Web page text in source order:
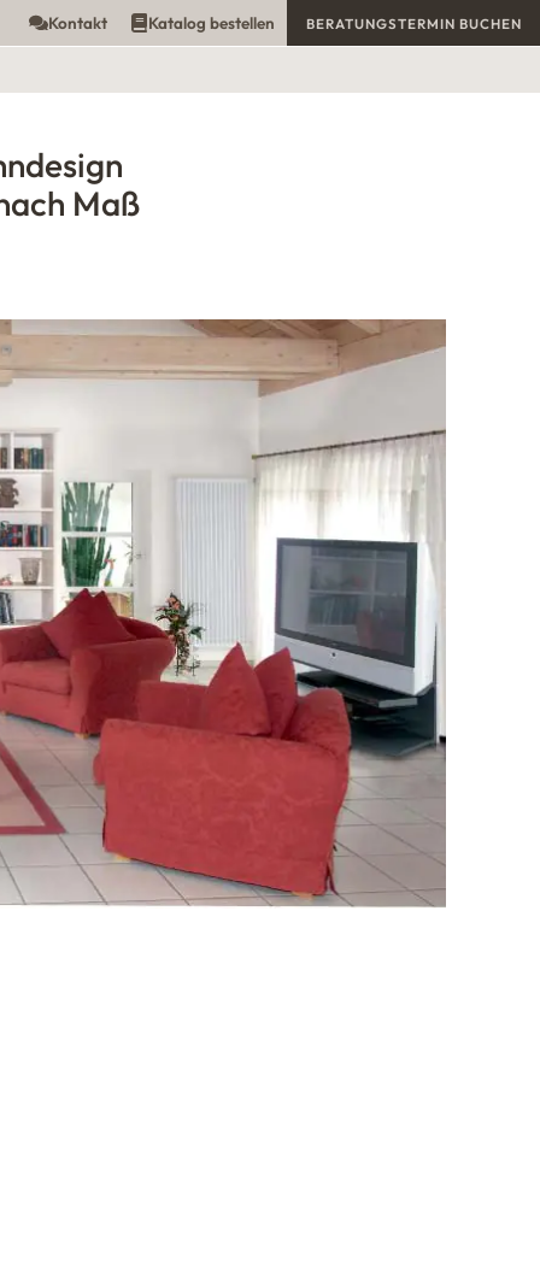
Maß
Kontakt Katalog bestellen BERATUNGSTERMIN BUCHEN